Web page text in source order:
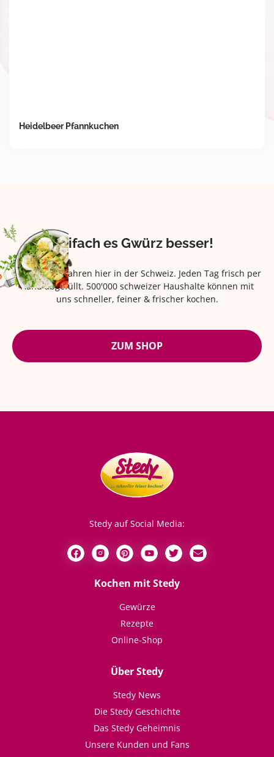
Heidelbeer Pfannkuchen
Eifach es Gwürz besser!
Seit über 42 Jahren hier in der Schweiz. Jeden Tag frisch per
Hand abgefüllt. 500'000 schweizer Haushalte können mit
uns schneller, feiner & frischer kochen.
ZUM SHOP
Stedy auf Social Media:
Kochen mit Stedy
Gewürze
Rezepte
Online-Shop
Über Stedy
Stedy News
Die Stedy Geschichte
Das Stedy Geheimnis
Unsere Kunden und Fans